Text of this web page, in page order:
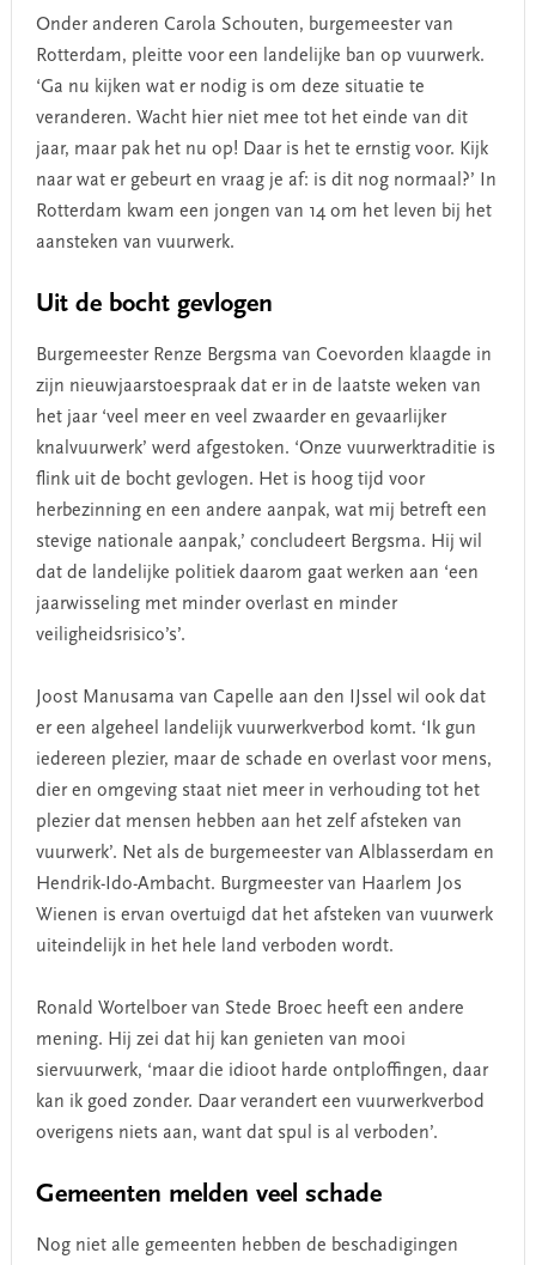
Onder anderen Carola Schouten, burgemeester van
Rotterdam, pleitte voor een landelijke ban op vuurwerk.
‘Ga nu kijken wat er nodig is om deze situatie te
veranderen. Wacht hier niet mee tot het einde van dit
jaar, maar pak het nu op! Daar is het te ernstig voor. Kijk
naar wat er gebeurt en vraag je af: is dit nog normaal?’ In
Rotterdam kwam een jongen van 14 om het leven bij het
aansteken van vuurwerk.
Uit de bocht gevlogen
Burgemeester Renze Bergsma van Coevorden klaagde in
zijn nieuwjaarstoespraak dat er in de laatste weken van
het jaar ‘veel meer en veel zwaarder en gevaarlijker
knalvuurwerk’ werd afgestoken. ‘Onze vuurwerktraditie is
flink uit de bocht gevlogen. Het is hoog tijd voor
herbezinning en een andere aanpak, wat mij betreft een
stevige nationale aanpak,’ concludeert Bergsma. Hij wil
dat de landelijke politiek daarom gaat werken aan ‘een
jaarwisseling met minder overlast en minder
veiligheidsrisico’s’.
Joost Manusama van Capelle aan den IJssel wil ook dat
er een algeheel landelijk vuurwerkverbod komt. ‘Ik gun
iedereen plezier, maar de schade en overlast voor mens,
dier en omgeving staat niet meer in verhouding tot het
plezier dat mensen hebben aan het zelf afsteken van
vuurwerk’. Net als de burgemeester van Alblasserdam en
Hendrik-Ido-Ambacht. Burgmeester van Haarlem Jos
Wienen is ervan overtuigd dat het afsteken van vuurwerk
uiteindelijk in het hele land verboden wordt.
Ronald Wortelboer van Stede Broec heeft een andere
mening. Hij zei dat hij kan genieten van mooi
siervuurwerk, ‘maar die idioot harde ontploffingen, daar
kan ik goed zonder. Daar verandert een vuurwerkverbod
overigens niets aan, want dat spul is al verboden’.
Gemeenten melden veel schade
Nog niet alle gemeenten hebben de beschadigingen